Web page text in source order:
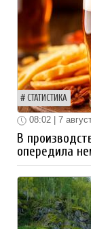
СТАТИСТИКА
08:02 | 7
В
опередила